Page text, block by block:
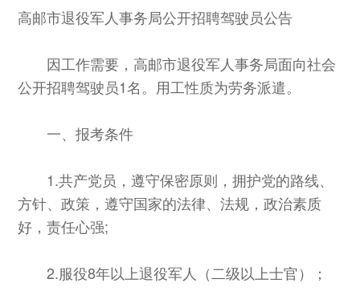
高邮市退役军人事务局公开招聘驾驶员公告
因工作需要，高邮市退役军人事务局面向社会
公开招聘驾驶员1名。用工性质为劳务派遣。
一、报考条件
1.共产党员，遵守保密原则，拥护党的路线、
方针、政策，遵守国家的法律、法规，政治素质
好，责任心强;
2.服役8年以上退役军人（二级以上士官）；